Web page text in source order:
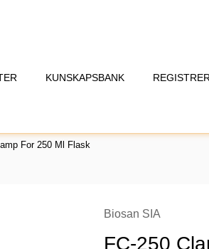
KUNSKAPSBANK
For 250 Ml Flask
Biosan SIA
FC-250